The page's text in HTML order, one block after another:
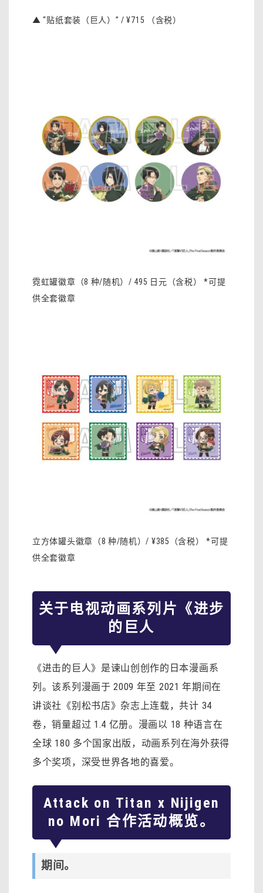
▲ “贴纸套装（巨人）” / ¥715 （含税）
霓虹罐徽章（8 种/随机）/ 495 日元（含税） *可提
供全套徽章
立方体罐头徽章（8 种/随机）/ ¥385（含税） *可提
供全套徽章
关于电视动画系列片《进步
的巨人
《进击的巨人》是谏山创创作的日本漫画系
列。该系列漫画于 2009 年至 2021 年期间在
讲谈社《别松书店》杂志上连载，共计 34
卷，销量超过 1.4 亿册。漫画以 18 种语言在
全球 180 多个国家出版，动画系列在海外获得
多个奖项，深受世界各地的喜爱。
Attack on Titan x Nijigen
no Mori 合作活动概览。
期间。